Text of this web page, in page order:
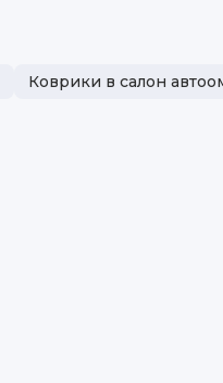
Коврики в салон